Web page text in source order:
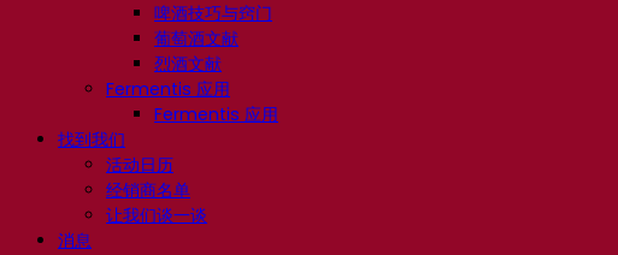
啤酒技巧与窍门
葡萄酒文献
烈酒文献
Fermentis 应用
Fermentis 应用
找到我们
活动日历
经销商名单
让我们谈一谈
消息